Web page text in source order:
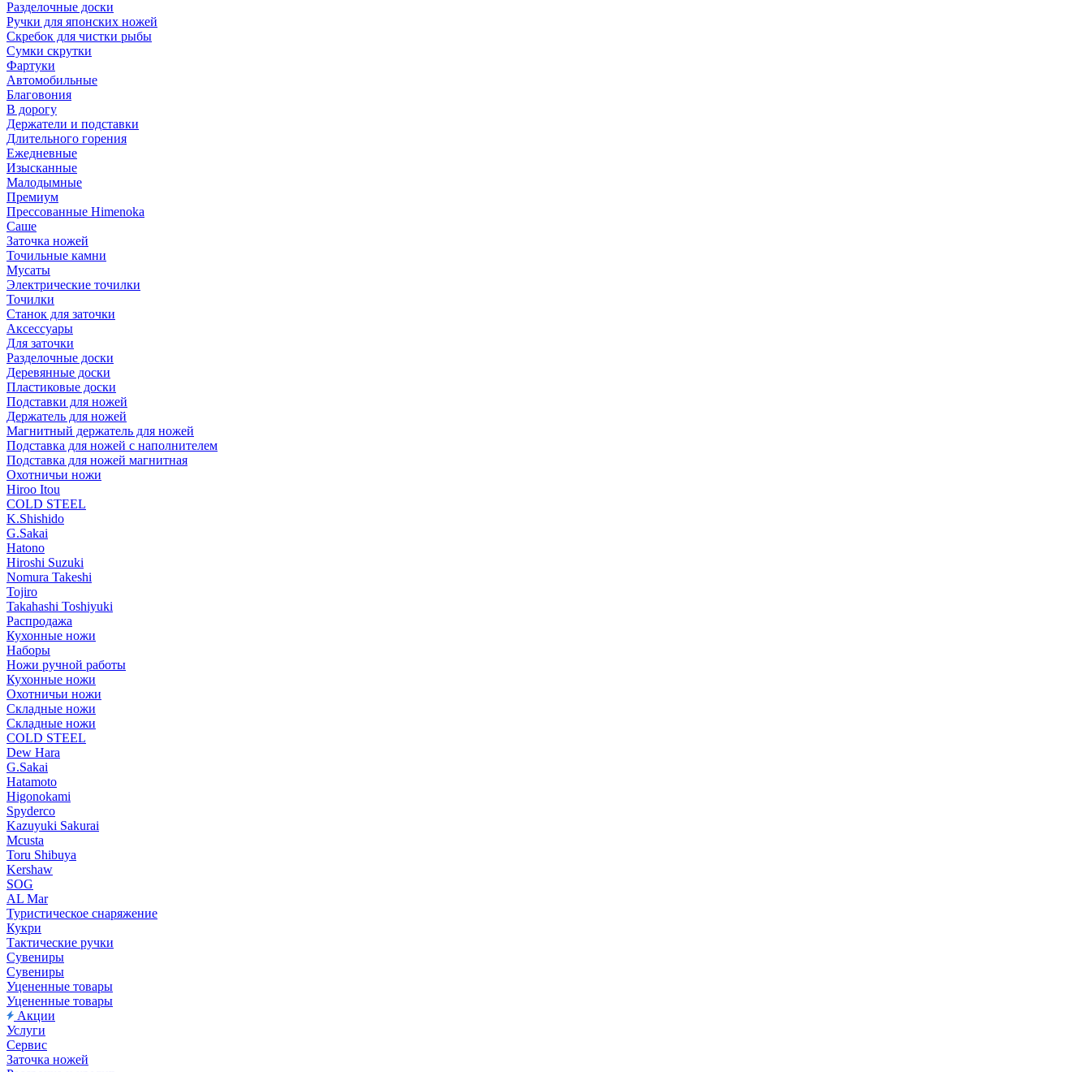
Разделочные доски
Ручки для японских ножей
Скребок для чистки рыбы
Сумки скрутки
Фартуки
Автомобильные
Благовония
В дорогу
Держатели и подставки
Длительного горения
Ежедневные
Изысканные
Малодымные
Премиум
Прессованные Himenoka
Саше
Заточка ножей
Точильные камни
Мусаты
Электрические точилки
Точилки
Станок для заточки
Аксессуары
Для заточки
Разделочные доски
Деревянные доски
Пластиковые доски
Подставки для ножей
Держатель для ножей
Магнитный держатель для ножей
Подставка для ножей с наполнителем
Подставка для ножей магнитная
Охотничьи ножи
Hiroo Itou
COLD STEEL
K.Shishido
G.Sakai
Hatono
Hiroshi Suzuki
Nomura Takeshi
Tojiro
Takahashi Toshiyuki
Распродажа
Кухонные ножи
Наборы
Ножи ручной работы
Кухонные ножи
Охотничьи ножи
Складные ножи
Складные ножи
COLD STEEL
Dew Hara
G.Sakai
Hatamoto
Higonokami
Spyderco
Kazuyuki Sakurai
Mcusta
Toru Shibuya
Kershaw
SOG
AL Mar
Туристическое снаряжение
Кукри
Тактические ручки
Сувениры
Сувениры
Уцененные товары
Уцененные товары
Акции
Услуги
Сервис
Заточка ножей